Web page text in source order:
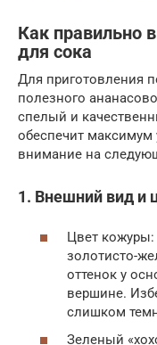
Как правильно
для сока
Для приготовления
полезного
спелый и
обеспечит максимум
внимание на
1. Внешний вид и
Цвет
золотисто-
оттенок у
вершине.
слишком
Зеленый